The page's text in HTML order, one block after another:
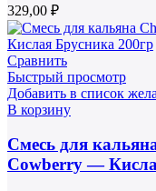
329,00 ₽
Сравнить
Быстрый просмотр
Добавить в список
В корзину
Смесь для
Cowberry —